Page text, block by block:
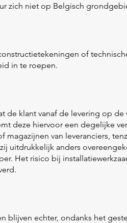
zich niet op Belgisch
of
in te roepen.
de klant vanaf de levering op
deze hiervoor een degelijke
magazijnen van leveranciers,
uitdrukkelijk anders
Het risico bij
blijven echter, ondanks het